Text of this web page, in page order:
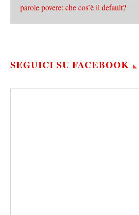
parole povere: che cos’è il default?
SEGUICI SU FACEBOOK